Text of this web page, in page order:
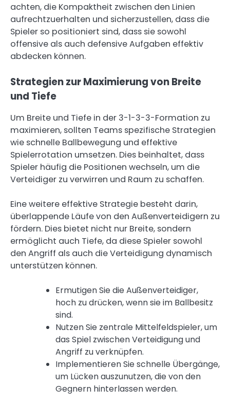
achten, die Kompaktheit zwischen den Linien
aufrechtzuerhalten und sicherzustellen, dass die
Spieler so positioniert sind, dass sie sowohl
offensive als auch defensive Aufgaben effektiv
abdecken können.
Strategien zur Maximierung von Breite
und Tiefe
Um Breite und Tiefe in der 3-1-3-3-Formation zu
maximieren, sollten Teams spezifische Strategien
wie schnelle Ballbewegung und effektive
Spielerrotation umsetzen. Dies beinhaltet, dass
Spieler häufig die Positionen wechseln, um die
Verteidiger zu verwirren und Raum zu schaffen.
Eine weitere effektive Strategie besteht darin,
überlappende Läufe von den Außenverteidigern zu
fördern. Dies bietet nicht nur Breite, sondern
ermöglicht auch Tiefe, da diese Spieler sowohl
den Angriff als auch die Verteidigung dynamisch
unterstützen können.
Ermutigen Sie die Außenverteidiger,
hoch zu drücken, wenn sie im Ballbesitz
sind.
Nutzen Sie zentrale Mittelfeldspieler, um
das Spiel zwischen Verteidigung und
Angriff zu verknüpfen.
Implementieren Sie schnelle Übergänge,
um Lücken auszunutzen, die von den
Gegnern hinterlassen werden.